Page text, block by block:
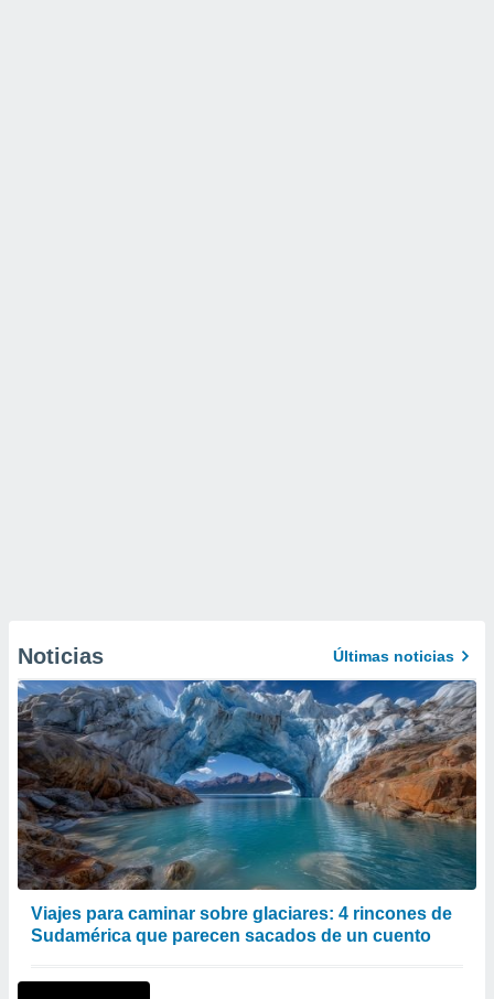
Noticias Últimas noticias
Viajes para caminar sobre glaciares: 4 rincones de
Sudamérica que parecen sacados de un cuento